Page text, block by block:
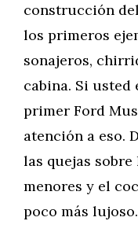
construcción
los primeros
sonajeros,
cabina. Si usted
primer Ford
atención a eso.
las quejas
menores y el
poco más lujoso.